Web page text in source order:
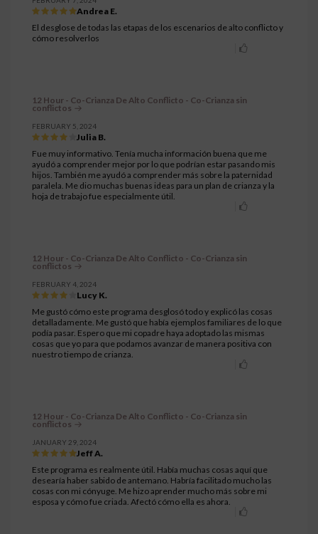
Andrea E.
El desglose de todas las etapas de los escenarios de alto conflicto y
cómo resolverlos
12 Hour - Co-Crianza De Alto Conflicto - Co-Crianza sin
conflictos
FEBRUARY 5, 2024
Julia B.
Fue muy informativo. Tenía mucha información buena que me
ayudó a comprender mejor por lo que podrían estar pasando mis
hijos. También me ayudó a comprender más sobre la paternidad
paralela. Me dio muchas buenas ideas para un plan de crianza y la
hoja de trabajo fue especialmente útil.
12 Hour - Co-Crianza De Alto Conflicto - Co-Crianza sin
conflictos
FEBRUARY 4, 2024
Lucy K.
Me gustó cómo este programa desglosó todo y explicó las cosas
detalladamente. Me gustó que había ejemplos familiares de lo que
podía pasar. Espero que mi copadre haya adoptado las mismas
cosas que yo para que podamos avanzar de manera positiva con
nuestro tiempo de crianza.
12 Hour - Co-Crianza De Alto Conflicto - Co-Crianza sin
conflictos
JANUARY 29, 2024
Jeff A.
Este programa es realmente útil. Había muchas cosas aquí que
desearía haber sabido de antemano. Habría facilitado mucho las
cosas con mi cónyuge. Me hizo aprender mucho más sobre mi
esposa y cómo fue criada. Afectó cómo ella es ahora.